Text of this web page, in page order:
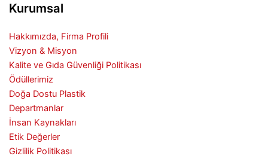
Kurumsal
Hakkımızda, Firma Profili
Vizyon & Misyon
Kalite ve Gıda Güvenliği Politikası
Ödüllerimiz
Doğa Dostu Plastik
Departmanlar
İnsan Kaynakları
Etik Değerler
Gizlilik Politikası